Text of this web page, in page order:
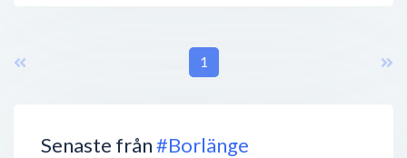
Senaste från#Borlänge
1